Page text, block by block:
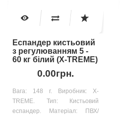
Еспандер кистьовий
з регулюванням 5 -
60 кг білий (X-TREME)
0.00грн.
Вага: 148 г. Виробник: X-
TREME. Тип: Кистьовий
еспандер. Матеріал: ПВХ/